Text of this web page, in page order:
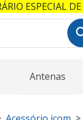
Antenas
ESPECIAL DE